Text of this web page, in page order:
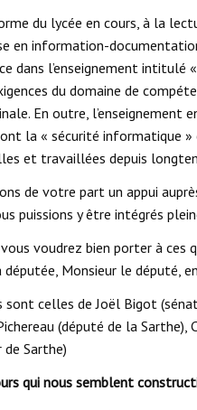
du lycée en cours, à la
en information-
dans l’enseignement intitulé
du domaine de
En outre,
la « sécurité
et travaillées depuis
de votre part un appui
puissions y être intégrés
voudrez bien porter à
Monsieur le député,
sont celles de Joël Bigot
(député de la
de Sarthe)
qui nous semblent